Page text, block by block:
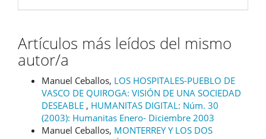
Artículos más leídos del mismo
autor/a
Manuel Ceballos, LOS HOSPITALES-PUEBLO DE
VASCO DE QUIROGA: VISIÓN DE UNA SOCIEDAD
DESEABLE , HUMANITAS DIGITAL: Núm. 30
(2003): Humanitas Enero- Diciembre 2003
Manuel Ceballos, MONTERREY Y LOS DOS